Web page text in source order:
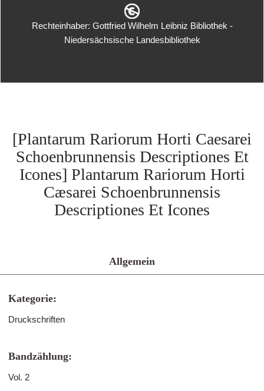
Rechteinhaber: Gottfried Wilhelm Leibniz Bibliothek -
Niedersächsische Landesbibliothek
[Plantarum Rariorum Horti Caesarei
Schoenbrunnensis Descriptiones Et
Icones] Plantarum Rariorum Horti
Cæsarei Schoenbrunnensis
Descriptiones Et Icones
Allgemein
Kategorie:
Druckschriften
Bandzählung:
Vol. 2